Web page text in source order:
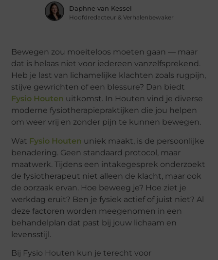
Daphne van Kessel
Hoofdredacteur & Verhalenbewaker
Bewegen zou moeiteloos moeten gaan — maar
dat is helaas niet voor iedereen vanzelfsprekend.
Heb je last van lichamelijke klachten zoals rugpijn,
stijve gewrichten of een blessure? Dan biedt
Fysio Houten uitkomst. In Houten vind je diverse
moderne fysiotherapiepraktijken die jou helpen
om weer vrij en zonder pijn te kunnen bewegen.
Wat Fysio Houten uniek maakt, is de persoonlijke
benadering. Geen standaard protocol, maar
maatwerk. Tijdens een intakegesprek onderzoekt
de fysiotherapeut niet alleen de klacht, maar ook
de oorzaak ervan. Hoe beweeg je? Hoe ziet je
werkdag eruit? Ben je fysiek actief of juist niet? Al
deze factoren worden meegenomen in een
behandelplan dat past bij jouw lichaam en
levensstijl.
Bij Fysio Houten kun je terecht voor